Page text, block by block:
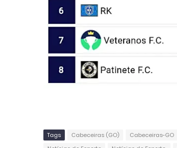
Tags Cabeceiras (GO) Cabeceiras-GO